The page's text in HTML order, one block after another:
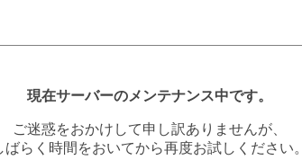
現在サーバーのメンテナンス中です。
ご迷惑をおかけして申し訳ありませんが、
ばらく時間をおいてから再度お試しください。